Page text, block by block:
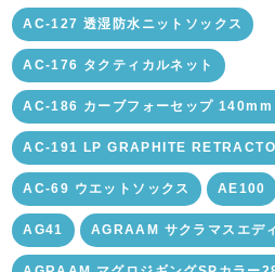
AC-127 透湿防水ニットソックス
AC-176 タクティカルネット
AC-186 カーブフォーセップ
AC-191 LP GRAPHITE
AC-69 ウエットソックス AE100
AG41 AGRAAM サクラマスエデ